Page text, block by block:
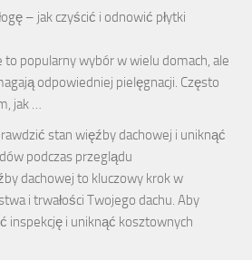
– jak czyścić i odnowić płytki
to popularny wybór w wielu domach, ale
odpowiedniej pielęgnacji. Często
jak …
stan więźby dachowej i uniknąć
podczas przeglądu
dachowej to kluczowy krok w
i trwałości Twojego dachu. Aby
inspekcję i uniknąć kosztownych